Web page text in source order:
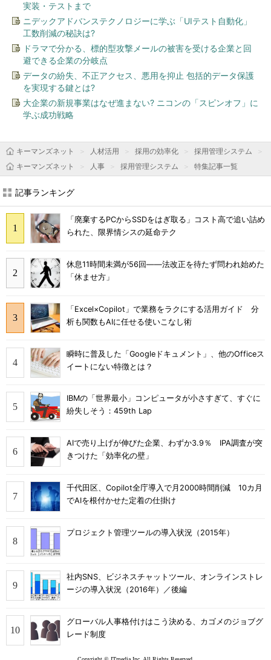
実装・テストまで
ニデックアドバンステクノロジーに学ぶ「UIテスト自動化」
工数削減の秘訣は?
ドラマで分かる、標的型攻撃メールの被害を受ける企業と回
避できる企業の分岐点
データの紛失、不正アクセス、悪用を抑止 包括的データ保護
を実現する鍵とは?
大企業の新規事業はなぜ進まない? ニコンの「スピンオフ」に
学ぶ成功戦略
キーマンズネット 人材活用 採用の効率化 採用管理システム
キーマンズネット
人事 採用管理システム 特集記事一覧
記事ランキング
「廃棄するPCからSSDをはぎ取る」コスト高で追い詰め
られた、限界情シスの延命テク
休息11時間未満が56回――法改正を待たず問われ始めた
「休ませ方」
「Excel×Copilot」で業務をラクにする活用ガイド 分
析も関数もAIに任せる使いこなし術
瞬時に普及した「Googleドキュメント」、他のOfficeス
イートにない特徴とは？
IBMの「世界最小」コンピュータが小さすぎて、すぐに
紛失しそう：459th Lap
AIで売り上げが伸びた企業、わずか3.9％ IPA調査が突
きつけた「効率化の壁」
千代田区、Copilot全庁導入で月2000時間削減 10カ月
でAIを根付かせた定着の仕掛け
プロジェクト管理ツールの導入状況（2015年）
社内SNS、ビジネスチャットツール、オンラインストレ
ージの導入状況（2016年）／後編
グローバル人事格付けはこう決める、カゴメのジョブグ
レード制度